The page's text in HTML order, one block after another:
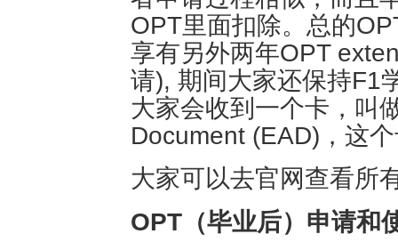
OPT里面扣除。总的
享有另外两年OPT
请), 期间大家还保持F1
大家会收到一个卡，叫
Document (EAD)，这
大家可以去官网查看所
OPT（毕业后）申请和